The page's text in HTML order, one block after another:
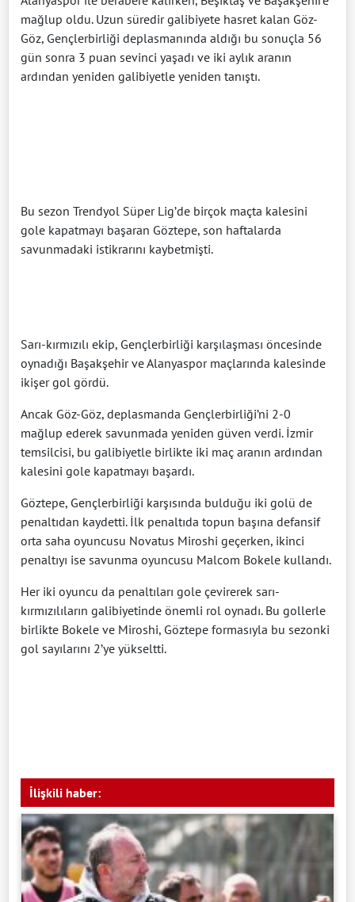
mağlup oldu. Uzun süredir galibiyete hasret kalan Göz-
Göz, Gençlerbirliği deplasmanında aldığı bu sonuçla 56
gün sonra 3 puan sevinci yaşadı ve iki aylık aranın
ardından yeniden galibiyetle yeniden tanıştı.
Bu sezon Trendyol Süper Lig’de birçok maçta kalesini
gole kapatmayı başaran Göztepe, son haftalarda
savunmadaki istikrarını kaybetmişti.
Sarı-kırmızılı ekip, Gençlerbirliği karşılaşması öncesinde
oynadığı Başakşehir ve Alanyaspor maçlarında kalesinde
ikişer gol gördü.
Ancak Göz-Göz, deplasmanda Gençlerbirliği’ni 2-0
mağlup ederek savunmada yeniden güven verdi. İzmir
temsilcisi, bu galibiyetle birlikte iki maç aranın ardından
kalesini gole kapatmayı başardı.
Göztepe, Gençlerbirliği karşısında bulduğu iki golü de
penaltıdan kaydetti. İlk penaltıda topun başına defansif
orta saha oyuncusu Novatus Miroshi geçerken, ikinci
penaltıyı ise savunma oyuncusu Malcom Bokele kullandı.
Her iki oyuncu da penaltıları gole çevirerek sarı-
kırmızılıların galibiyetinde önemli rol oynadı. Bu gollerle
birlikte Bokele ve Miroshi, Göztepe formasıyla bu sezonki
gol sayılarını 2’ye yükseltti.
İlişkili haber: